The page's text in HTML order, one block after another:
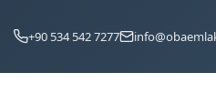
+90 534 542 7277